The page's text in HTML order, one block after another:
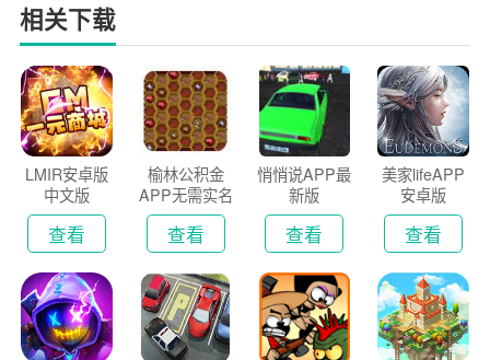
相关下载
LMIR安卓版
中文版
查看
榆林公积金
APP无需实名
认证版
查看
悄悄说APP最
新版
查看
美家lifeAPP
安卓版
查看